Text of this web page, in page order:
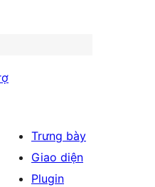
Trưng bày
Giao diện
Plugin